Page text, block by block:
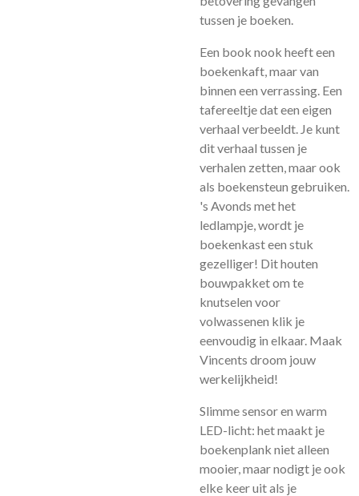
tussen je boeken.
Een book nook heeft een
boekenkaft, maar van
binnen een verrassing. Een
tafereeltje dat een eigen
verhaal verbeeldt. Je kunt
dit verhaal tussen je
verhalen zetten, maar ook
als boekensteun gebruiken.
's Avonds met het
ledlampje, wordt je
boekenkast een stuk
gezelliger! Dit houten
bouwpakket om te
knutselen voor
volwassenen klik je
eenvoudig in elkaar. Maak
Vincents droom jouw
werkelijkheid!
Slimme sensor en warm
LED-licht: het maakt je
boekenplank niet alleen
mooier, maar nodigt je ook
elke keer uit als je